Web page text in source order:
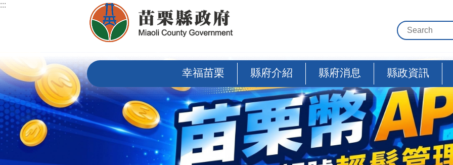
跳到主要內容區塊
:::
幸福苗栗 縣府介紹 縣府消息 縣政資訊